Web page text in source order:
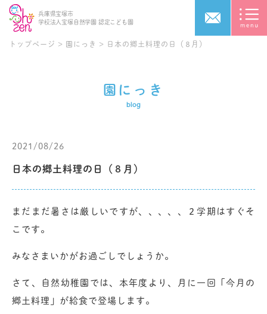
兵庫県宝塚市
学校法人宝塚自然学園 認定こども園
トップページ > 園にっき > 日本の郷土料理の日（８月）
園にっき
blog
2021/08/26
日本の郷土料理の日（８月）
まだまだ暑さは厳しいですが、、、、、２学期はすぐそ
こです。
みなさまいかがお過ごしでしょうか。
さて、自然幼稚園では、本年度より、月に一回「今月の
郷土料理」が給食で登場します。